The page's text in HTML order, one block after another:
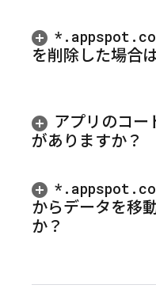
* . appspot .
を削除した場合
アプリのコー
がありますか？
* . appspot .
からデータを移
か？